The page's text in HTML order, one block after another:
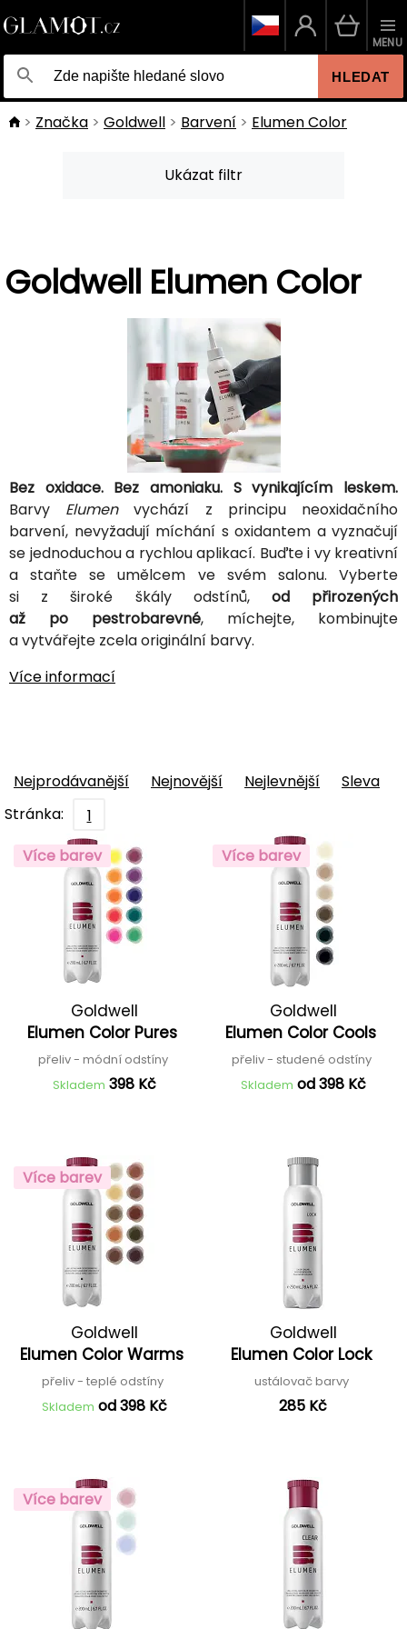
HLEDAT
MENU
Značka Goldwell Barvení Elumen Color
Ukázat filtr
Goldwell Elumen Color
Bez oxidace. Bez amoniaku. S vynikajícím leskem.
Barvy Elumenvychází z principu neoxidačního
barvení, nevyžadují míchání s oxidantem a vyznačují
se jednoduchou a rychlou aplikací. Buďte i vy kreativní
a staňte se umělcem ve svém salonu. Vyberte
si z široké škály odstínů, od přirozených
až po pestrobarevné, míchejte, kombinujte
a vytvářejte zcela originální barvy.
Více informací
Nejprodávanější Nejnovější Nejlevnější
Sleva
Stránka:
1
Více barev
Goldwell
Elumen Color Pures
přeliv - módní odstíny
Skladem 398 Kč
Více barev
Goldwell
Elumen Color Cools
přeliv - studené odstíny
Skladem od 398 Kč
Více barev
Goldwell
Elumen Color Warms
přeliv - teplé odstíny
Skladem od 398 Kč
Goldwell
Elumen Color Lock
ustálovač barvy
285 Kč
Více barev